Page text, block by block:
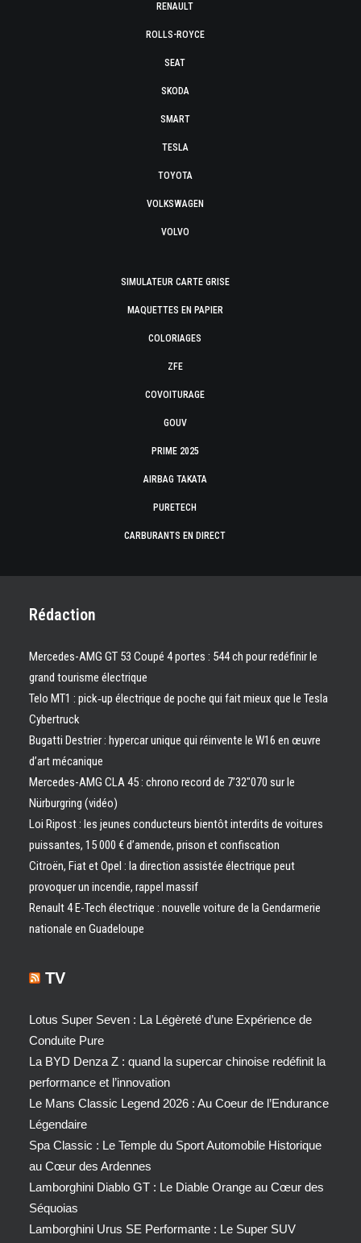
RENAULT
ROLLS-ROYCE
SEAT
SKODA
SMART
TESLA
TOYOTA
VOLKSWAGEN
VOLVO
SIMULATEUR CARTE GRISE
MAQUETTES EN PAPIER
COLORIAGES
ZFE
COVOITURAGE
GOUV
PRIME 2025
AIRBAG TAKATA
PURETECH
CARBURANTS EN DIRECT
Rédaction
Mercedes-AMG GT 53 Coupé 4 portes : 544 ch pour redéfinir le
grand tourisme électrique
Telo MT1 : pick‑up électrique de poche qui fait mieux que le Tesla
Cybertruck
Bugatti Destrier : hypercar unique qui réinvente le W16 en œuvre
d’art mécanique
Mercedes-AMG CLA 45 : chrono record de 7’32″070 sur le
Nürburgring (vidéo)
Loi Ripost : les jeunes conducteurs bientôt interdits de voitures
puissantes, 15 000 € d’amende, prison et confiscation
Citroën, Fiat et Opel : la direction assistée électrique peut
provoquer un incendie, rappel massif
Renault 4 E-Tech électrique : nouvelle voiture de la Gendarmerie
nationale en Guadeloupe
TV
Lotus Super Seven : La Légèreté d’une Expérience de
Conduite Pure
La BYD Denza Z : quand la supercar chinoise redéfinit la
performance et l’innovation
Le Mans Classic Legend 2026 : Au Coeur de l’Endurance
Légendaire
Spa Classic : Le Temple du Sport Automobile Historique
au Cœur des Ardennes
Lamborghini Diablo GT : Le Diable Orange au Cœur des
Séquoias
Lamborghini Urus SE Performante : Le Super SUV